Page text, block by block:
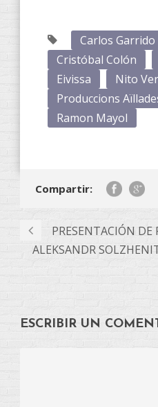
Carlos Garrido
Cristóbal Colón
Eivissa
Nito
Produccions
Ramon Mayol
Compartir:
PRESENTACIÓN DE
ALEKSANDR
ESCRIBIR UN